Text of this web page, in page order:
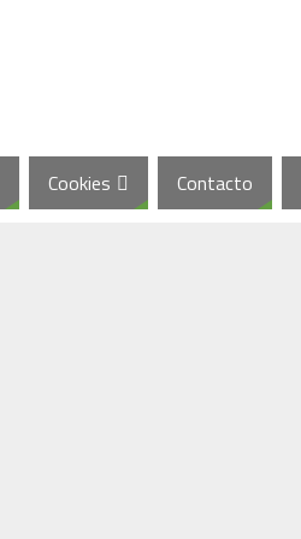
Cookies Contacto